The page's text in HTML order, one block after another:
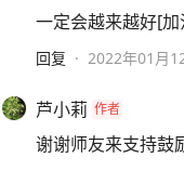
一定会越来越好[加
回复 · 2022年01月
芦小莉 作者
谢谢师友来支持鼓